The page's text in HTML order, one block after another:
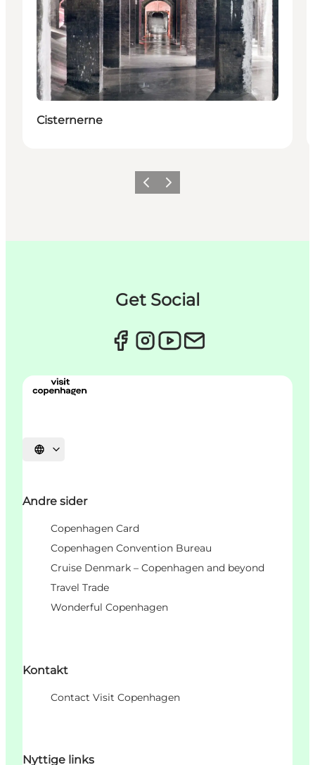
Cisternerne
ForrigeNæste
Get Social
Vælg sprog
Andre sider
Copenhagen Card
Copenhagen Convention Bureau
Cruise Denmark – Copenhagen and beyond
Travel Trade
Wonderful Copenhagen
Kontakt
Contact Visit Copenhagen
Nyttige links